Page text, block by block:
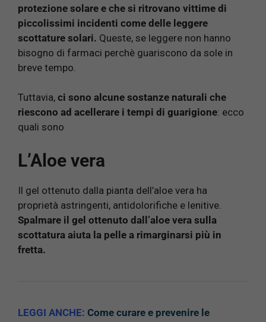
protezione solare e che si ritrovano vittime di
piccolissimi incidenti come delle leggere
scottature solari. Queste, se leggere non hanno
bisogno di farmaci perchè guariscono da sole in
breve tempo.
Tuttavia, ci sono alcune sostanze naturali che
riescono ad acellerare i tempi di guarigione: ecco
quali sono
L’Aloe vera
Il gel ottenuto dalla pianta dell’aloe vera ha
proprietà astringenti, antidolorifiche e lenitive.
Spalmare il gel ottenuto dall’aloe vera sulla
scottatura aiuta la pelle a rimarginarsi più in
fretta.
LEGGI ANCHE: Come curare e prevenire le